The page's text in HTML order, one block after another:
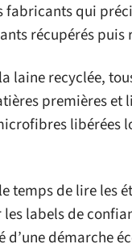
qui
récupérés puis
laine recyclée,
premières
libérées
temps de lire les
labels de
d’une démarche